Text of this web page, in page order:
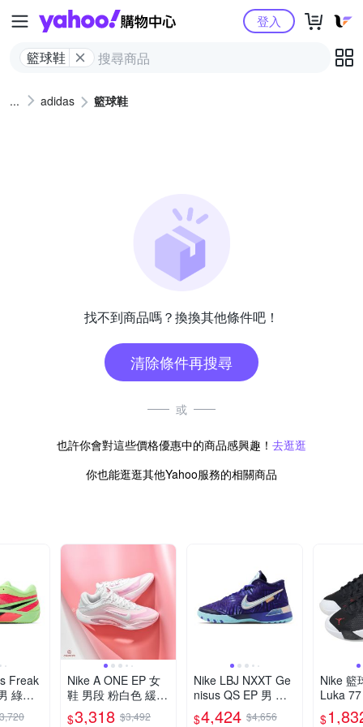
Yahoo購物中心
籃球鞋
登入
adidas 籃球鞋
找不到商品嗎？換換其他條件吧！
清除條件再搜尋
或
也許你會對這些價格優惠中的商品感興趣！ 去逛逛
你也能逛逛其他Yahoo服務的相關商品
Freak
綠粉
覆 緩
Nike A ONE EP 女
鞋 男段 粉白色 緩震
運動 包覆 耐磨 實戰
$3,318 $3,492
Nike LBJ NXXT Ge
nisus QS EP 男 紫
藍 緩震 實戰 包覆
$4,424 $4,656
Nike 籃
Luka
鞋 黑
$